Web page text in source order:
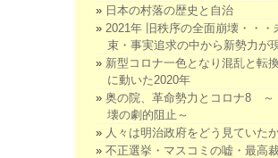
日本の村落の歴史と自治
2021年 旧秩序の全面崩壊・・・
束・事実追求の中から新勢力が
新型コロナ一色となり混乱と転
に動いた2020年
奥の院、革命勢力とコロナ8 ～
壊の劇的阻止～
人々は明治政府をどう見ていた
不正選挙・マスコミの嘘・最高